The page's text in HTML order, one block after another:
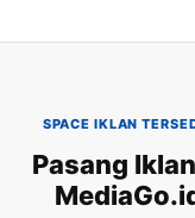
SPACE IKLAN
Pasang